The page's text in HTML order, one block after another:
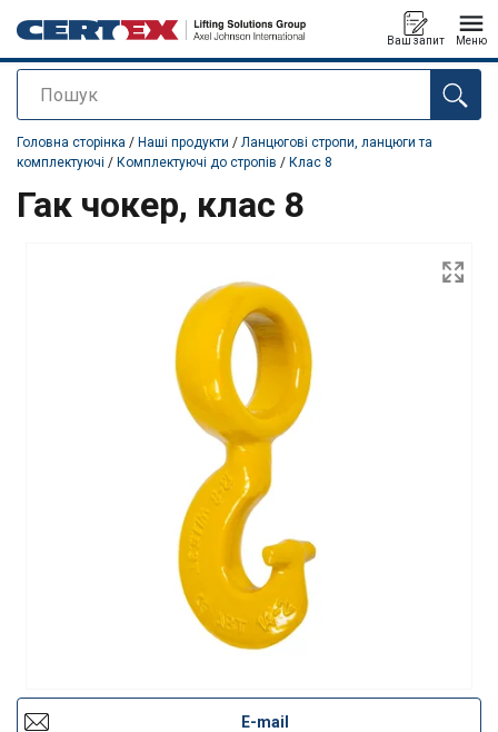
Пошук
Ваш запит Меню
added to your quote
Головна сторінка / Наші продукти / Ланцюгові стропи, ланцюги та
комплектуючі / Комплектуючі до стропів / Клас 8
Гак чокер, клас 8
E-mail